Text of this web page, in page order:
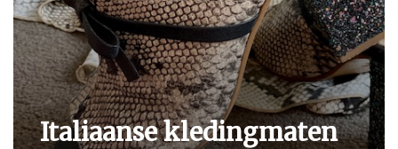
Italiaanse kledingmaten